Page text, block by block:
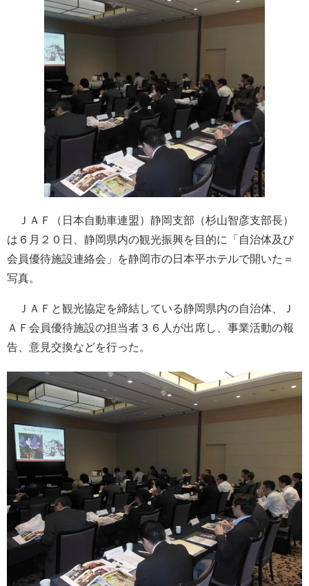
ＪＡＦ（日本自動車連盟）静岡支部（杉山智彦支部長）
は６月２０日、静岡県内の観光振興を目的に「自治体及び
会員優待施設連絡会」を静岡市の日本平ホテルで開いた＝
写真。
ＪＡＦと観光協定を締結している静岡県内の自治体、Ｊ
ＡＦ会員優待施設の担当者３６人が出席し、事業活動の報
告、意見交換などを行った。